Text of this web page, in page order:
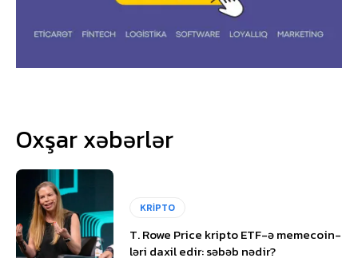
Oxşar xəbərlər
KRİPTO
T. Rowe Price kripto ETF-ə memecoin-
ləri daxil edir: səbəb nədir?